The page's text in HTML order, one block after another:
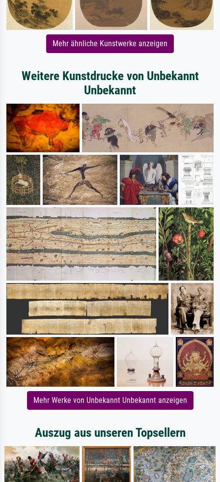
Mehr ähnliche Kunstwerke anzeigen
Weitere Kunstdrucke von Unbekannt
Unbekannt
Mehr Werke von Unbekannt Unbekannt anzeigen
Auszug aus unseren Topsellern